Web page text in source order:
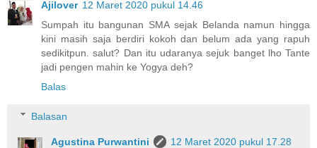
Ajilover 12 Maret 2020 pukul 14.46
Sumpah itu bangunan SMA sejak Belanda namun hingga
kini masih saja berdiri kokoh dan belum ada yang rapuh
sedikitpun. salut? Dan itu udaranya sejuk banget lho Tante
jadi pengen mahin ke Yogya deh?
Balas
Balasan
Agustina Purwantini
12 Maret 2020 pukul 17.28